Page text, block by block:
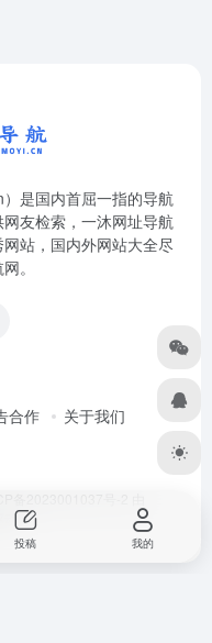
是国内首屈一指的导航
友检索，一沐网址导航
站，国内外网站大全尽
。
合作 关于我们
动
投稿 我的